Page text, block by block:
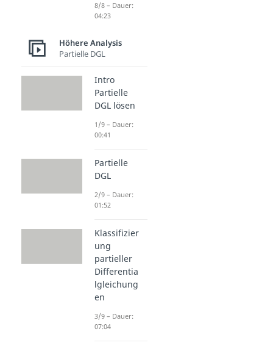
8/8 – Dauer:
04:23
Höhere Analysis
Partielle DGL
Intro
Partielle
DGL lösen
1/9 – Dauer:
00:41
Partielle
DGL
2/9 – Dauer:
01:52
Klassifizier
ung
partieller
Differentia
lgleichung
en
3/9 – Dauer:
07:04